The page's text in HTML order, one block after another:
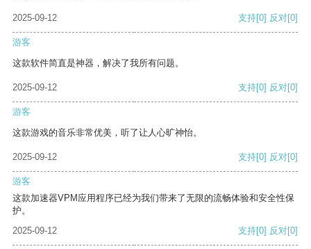
2025-09-12 支持[0] 反对[0]
游客
这款软件简直是神器，解决了我所有问题。
2025-09-12 支持[0] 反对[0]
游客
这款游戏的音乐非常优美，听了让人心旷神怡。
2025-09-12 支持[0] 反对[0]
游客
这款加速器VPM应用程序已经为我们带来了无限的流畅体验和安全性保
护。
2025-09-12
支持[0] 反对[0]